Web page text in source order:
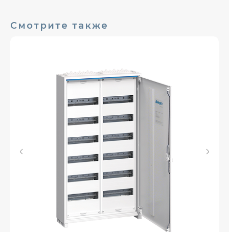
Смотрите также